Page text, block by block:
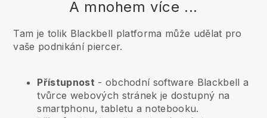
A mnohem více ...
Tam je tolik Blackbell platforma může udělat pro
vaše podnikání piercer.
Přístupnost - obchodní software Blackbell a
tvůrce webových stránek je dostupný na
smartphonu, tabletu a notebooku.